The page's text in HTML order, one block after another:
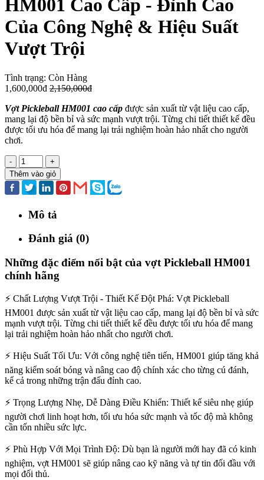
HM001 Cao Cấp - Đỉnh Cao
Của Công Nghệ & Hiệu Suất
Vượt Trội
Tình trạng: Còn Hàng
1,600,000đ 2,150,000đ
Vợt Pickleball HM001 cao cấp được sản xuất từ vật liệu cao cấp,
mang lại độ bền bỉ và sức mạnh vượt trội. Từng chi tiết thiết kế đều
được tối ưu hóa để mang lại trải nghiệm hoàn hảo nhất cho người
chơi.
-
+
Thêm vào giỏ
Mô tả
Đánh giá (0)
Những đặc điểm nổi bật của vợt Pickleball HM001
chính hãng
⚡ Chất Lượng Vượt Trội - Thiết Kế Đột Phá: Vợt Pickleball
HM001 được sản xuất từ vật liệu cao cấp, mang lại độ bền bỉ và sức
mạnh vượt trội. Từng chi tiết thiết kế đều được tối ưu hóa để mang
lại trải nghiệm hoàn hảo nhất cho người chơi.
⚡ Hiệu Suất Tối Ưu: Với công nghệ tiên tiến, HM001 giúp tăng khả
năng kiểm soát bóng và nâng cao độ chính xác cho từng cú đánh,
kể cả trong những trận đấu đỉnh cao.
⚡ Trọng Lượng Nhẹ, Dễ Dàng Điều Khiển: Thiết kế siêu nhẹ giúp
người chơi linh hoạt hơn, tối ưu hóa sức mạnh và tốc độ mà không
cần tốn nhiều sức lực.
⚡ Phù Hợp Với Mọi Trình Độ: Dù bạn là người mới hay đã có kinh
nghiệm, vợt HM001 sẽ giúp nâng cao kỹ năng và tự tin đối đầu với
mọi đối thủ.